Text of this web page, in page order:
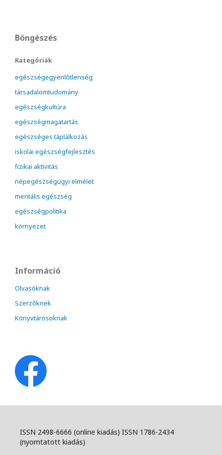
Böngészés
Kategóriák
egészségegyenlőtlenség
társadalomtudomány
egészségkultúra
egészségmagatartás
egészséges táplálkozás
iskolai egészségfejlesztés
fizikai aktivitás
népegészségügyi elmélet
mentális egészség
egészségpolitika
környezet
Információ
Olvasóknak
Szerzőknek
Könyvtárosoknak
ISSN 2498-6666 (online kiadás) ISSN 1786-2434
(nyomtatott kiadás)